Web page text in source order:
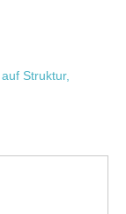
Struktur,